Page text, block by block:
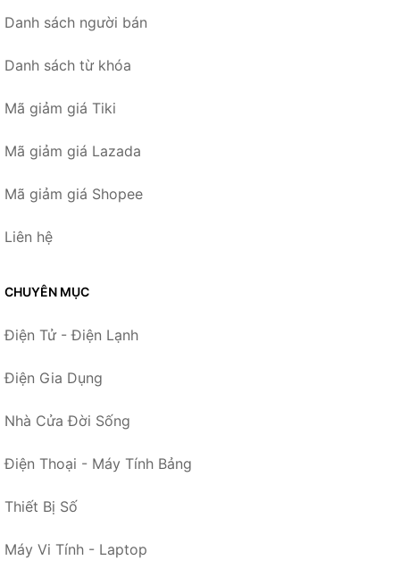
Danh sách người bán
Danh sách từ khóa
Mã giảm giá Tiki
Mã giảm giá Lazada
Mã giảm giá Shopee
Liên hệ
CHUYÊN MỤC
Điện Tử - Điện Lạnh
Điện Gia Dụng
Nhà Cửa Đời Sống
Điện Thoại - Máy Tính Bảng
Thiết Bị Số
Máy Vi Tính - Laptop